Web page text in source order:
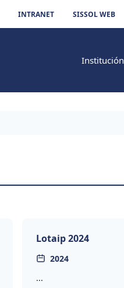
INTRANET SISSOL WEB
Institución
Lotaip 2024
2024
...